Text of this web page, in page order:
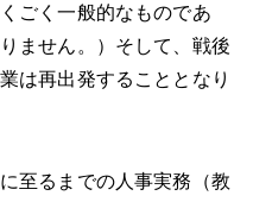
ごく一般的なものであ
ません。）そして、戦後
は再出発することとなり
至るまでの人事実務（教